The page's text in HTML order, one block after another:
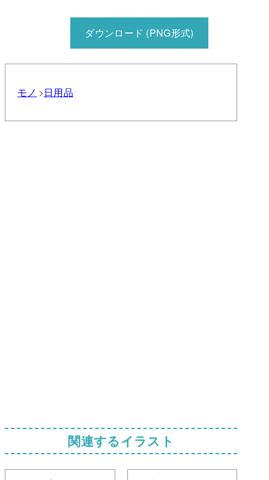
ダウンロード (PNG形式)
モノ 日用品
関連するイラスト